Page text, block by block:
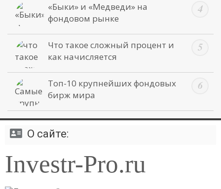
«Быки» и «Медведи» на
фондовом рынке
Что такое сложный процент и
как начисляется
Топ-10 крупнейших фондовых
бирж мира
О сайте:
Investr-Pro.ru